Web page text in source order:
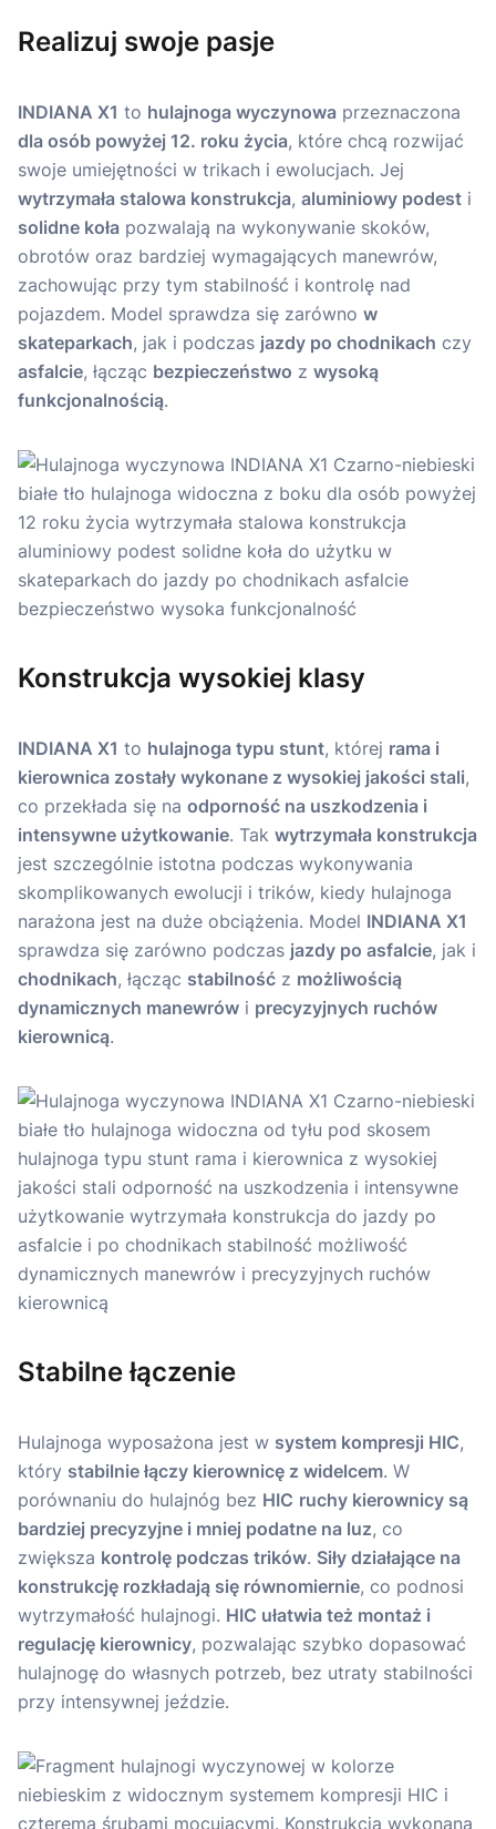
Realizuj swoje pasje
INDIANA X1 to hulajnoga wyczynowa przeznaczona
dla osób powyżej 12. roku życia, które chcą rozwijać
swoje umiejętności w trikach i ewolucjach. Jej
wytrzymała stalowa konstrukcja, aluminiowy podest i
solidne koła pozwalają na wykonywanie skoków,
obrotów oraz bardziej wymagających manewrów,
zachowując przy tym stabilność i kontrolę nad
pojazdem. Model sprawdza się zarówno w
skateparkach, jak i podczas jazdy po chodnikach czy
asfalcie, łącząc bezpieczeństwo z wysoką
funkcjonalnością.
Konstrukcja wysokiej klasy
INDIANA X1 to hulajnoga typu stunt, której rama i
kierownica zostały wykonane z wysokiej jakości stali,
co przekłada się na odporność na uszkodzenia i
intensywne użytkowanie. Tak wytrzymała konstrukcja
jest szczególnie istotna podczas wykonywania
skomplikowanych ewolucji i trików, kiedy hulajnoga
narażona jest na duże obciążenia. Model INDIANA X1
sprawdza się zarówno podczas jazdy po asfalcie, jak i
chodnikach, łącząc stabilność z możliwością
dynamicznych manewrów i precyzyjnych ruchów
kierownicą.
Stabilne łączenie
Hulajnoga wyposażona jest w system kompresji HIC,
który stabilnie łączy kierownicę z widelcem. W
porównaniu do hulajnóg bez HIC ruchy kierownicy są
bardziej precyzyjne i mniej podatne na luz, co
zwiększa kontrolę podczas trików. Siły działające na
konstrukcję rozkładają się równomiernie, co podnosi
wytrzymałość hulajnogi. HIC ułatwia też montaż i
regulację kierownicy, pozwalając szybko dopasować
hulajnogę do własnych potrzeb, bez utraty stabilności
przy intensywnej jeździe.